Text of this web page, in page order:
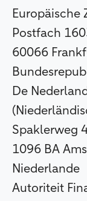
Europäische
Postfach
60066
De
Spaklerweg
1096 BA
Niederlande
Autoriteit